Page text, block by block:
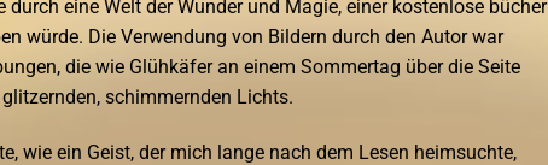
durch eine Welt der Wunder und Magie, einer kostenlose bücher
würde. Die Verwendung von Bildern durch den Autor war
die wie Glühkäfer an einem Sommertag über die Seite
schimmernden Lichts.
wie ein Geist, der mich lange nach dem Lesen heimsuchte,